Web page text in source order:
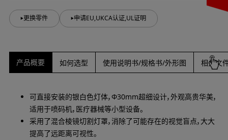
更换零件 申请EU,UKCA认证,UL证明
产品概要 如何选型 使用说明书/规格书/外形图 相关文
可直接安装的银白色灯体，Φ30mm超细设计，外观高贵华美，
适用于喷码机，医疗器械等小型设备。
采用了混合棱镜切割灯罩，消除了可能存在的视觉盲点，大大
提高了远距离可视性。